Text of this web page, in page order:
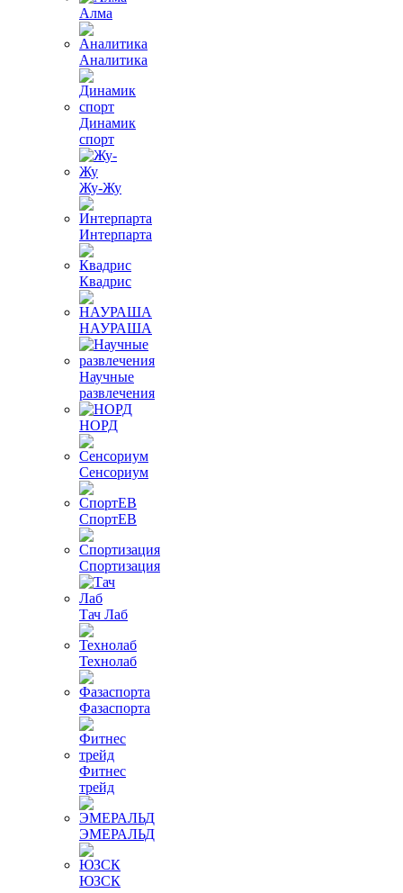
Алма
Аналитика
Динамик
спорт
Жу-Жу
Интерпарта
Квадрис
НАУРАША
Научные
развлечения
НОРД
Сенсориум
СпортЕВ
Спортизация
Тач Лаб
Технолаб
Фазаспорта
Фитнес
трейд
ЭМЕРАЛЬД
ЮЗСК